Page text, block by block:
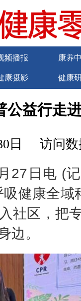
频播报 康养
康摄影 健康
公益行走
日 访问数
日电 (记
健康全域
社区，把
边。